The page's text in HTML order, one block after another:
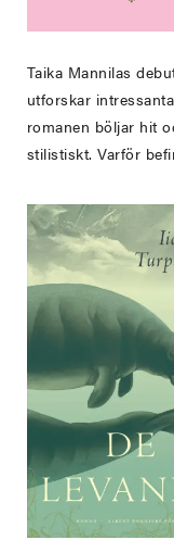
Taika Mannilas
utforskar
romanen böljar hit
stilistiskt. Varför